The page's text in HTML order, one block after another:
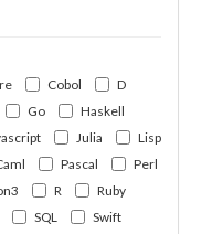
Cobol
D
Go
Haskell
Julia
Lisp
Pascal
Perl
R
Ruby
SQL
Swift